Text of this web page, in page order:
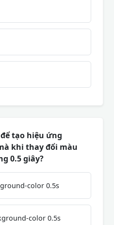
tạo hiệu ứng
khi thay đổi màu
0.5 giây?
color 0.5s
color 0.5s